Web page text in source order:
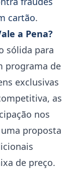
cartão.
a Pena?
sólida para
programa de
exclusivas
as
nos
proposta
de preço.